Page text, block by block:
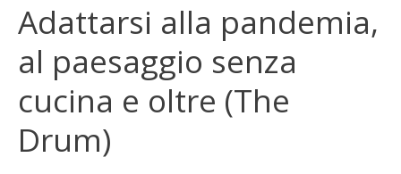
Adattarsi alla pandemia,
al paesaggio senza
cucina e oltre (The
Drum)